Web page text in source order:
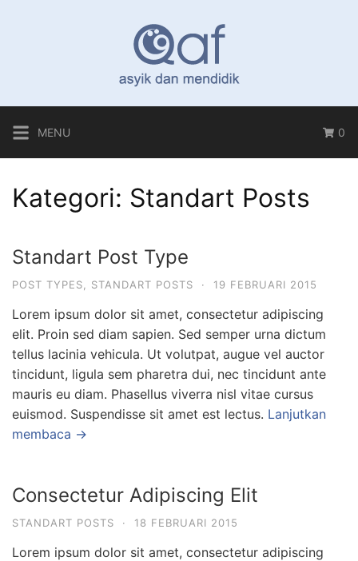
MENU 0
Kategori: Standart Posts
Standart Post Type
POST TYPES STANDART POSTS · 19 FEBRUARI 2015
Lorem ipsum dolor sit amet, consectetur adipiscing
elit. Proin sed diam sapien. Sed semper urna dictum
tellus lacinia vehicula. Ut volutpat, augue vel auctor
tincidunt, ligula sem pharetra dui, nec tincidunt ante
mauris eu diam. Phasellus viverra nisl vitae cursus
euismod. Suspendisse sit amet est lectus. Lanjutkan
membaca →
Consectetur Adipiscing Elit
STANDART POSTS · 18 FEBRUARI 2015
Lorem ipsum dolor sit amet, consectetur adipiscing